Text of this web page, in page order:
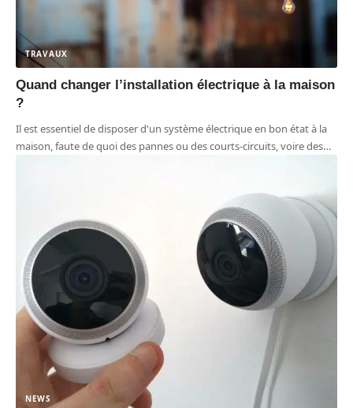
TRAVAUX
Quand changer l’installation électrique à la maison
?
Il est essentiel de disposer d'un système électrique en bon état à la
maison, faute de quoi des pannes ou des courts-circuits, voire des…
NEWS